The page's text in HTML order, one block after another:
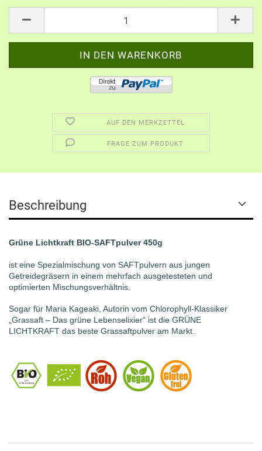
AUF DEN MERKZETTEL
FRAGE ZUM PRODUKT
Beschreibung
Grüne Lichtkraft BIO-SAFTpulver 450g
ist eine Spezialmischung von SAFTpulvern aus jungen
Getreidegräsern in einem mehrfach ausgetesteten und
optimierten Mischungsverhältnis.
Sogar für Maria Kageaki, Autorin vom Chlorophyll-Klassiker
„Grassaft – Das grüne Lebenselixier“ ist die GRÜNE
LICHTKRAFT das beste Grassaftpulver am Markt.